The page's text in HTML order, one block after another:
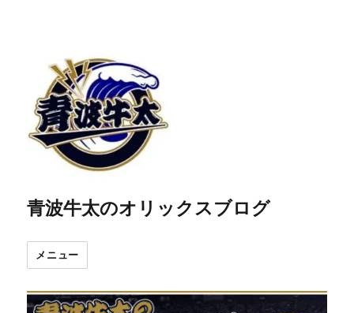
青波牛太のオリックスブログ
メニュー